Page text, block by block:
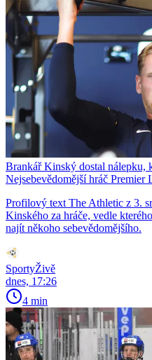
Brankář Kinský dostal nálepku,
Nejsebevědomější hráč Premier
Profilový text The Athletic z 3.
Kinského za hráče, vedle
najít někoho sebevědomějšího.
SportyŽivě
dnes, 17:26
4 min